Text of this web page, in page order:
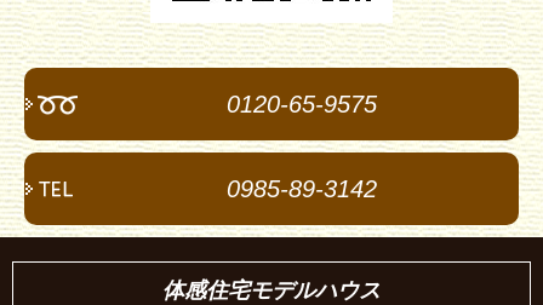
0120-65-9575
0985-89-3142
体感住宅モデルハウス